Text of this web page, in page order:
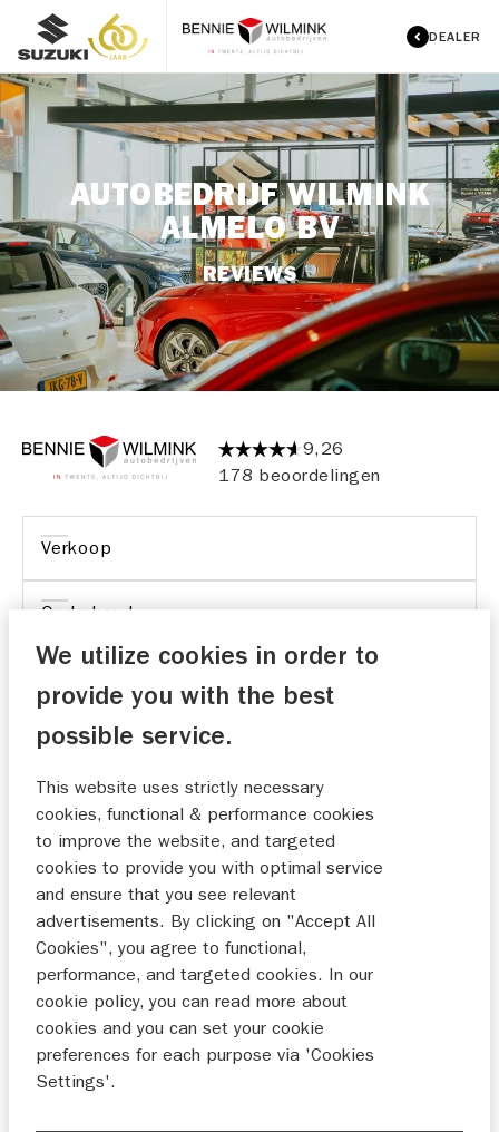
DEALER
AUTOBEDRIJF WILMINK
ALMELO BV
REVIEWS
9,26
178 beoordelingen
Verkoop
Onderhoud
Tevreden met de eerste check van deze auto,auto
met deze dealer
13-01-2025
Al meer dan 45 klant bij Suzuki. Betekend dat we
tevreden zijn.
13-01-2025
We utilize cookies in order to
provide you with the best
possible service.
This website uses strictly necessary
cookies, functional & performance cookies
to improve the website, and targeted
cookies to provide you with optimal service
and ensure that you see relevant
advertisements. By clicking on "Accept All
Cookies", you agree to functional,
performance, and targeted cookies. In our
cookie policy, you can read more about
cookies and you can set your cookie
preferences for each purpose via 'Cookies
Settings'.